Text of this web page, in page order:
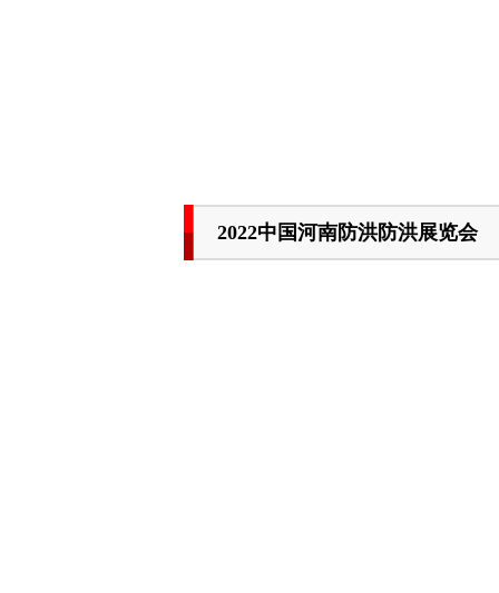
2022中国河南防洪防洪展览会